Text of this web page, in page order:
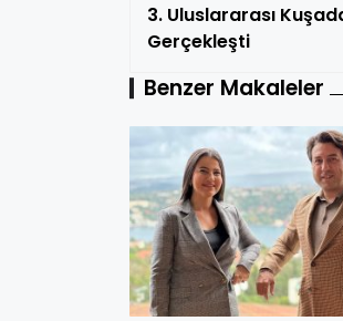
3. Uluslararası
Gerçekleşti
Benzer Makaleler